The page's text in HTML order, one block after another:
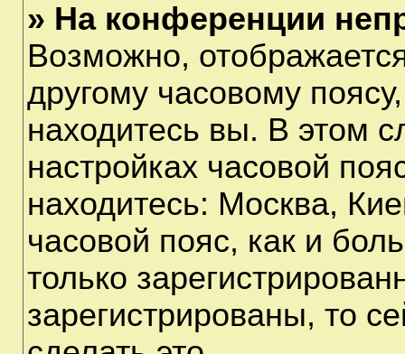
» На конференции
Возможно,
другому часовому
находитесь вы. В этом
настройках часовой
находитесь: Москва,
часовой пояс, как и
только
зарегистрированы, то